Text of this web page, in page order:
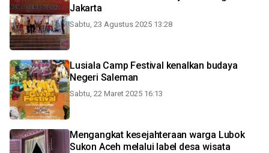
Jakarta
Sabtu, 23 Agustus 2025 13:28
Lusiala Camp Festival kenalkan budaya
Negeri Saleman
Sabtu, 22 Maret 2025 16:13
Mengangkat kesejahteraan warga Lubok
Sukon Aceh melalui label desa wisata